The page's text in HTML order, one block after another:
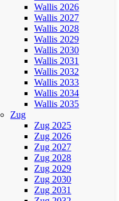
Wallis 2026
Wallis 2027
Wallis 2028
Wallis 2029
Wallis 2030
Wallis 2031
Wallis 2032
Wallis 2033
Wallis 2034
Wallis 2035
Zug
Zug 2025
Zug 2026
Zug 2027
Zug 2028
Zug 2029
Zug 2030
Zug 2031